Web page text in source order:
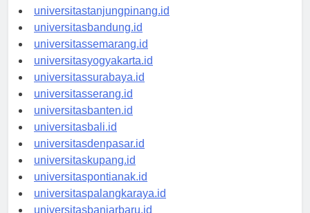
universitaspangkalpinang.id
universitastanjungpinang.id
universitasbandung.id
universitassemarang.id
universitasyogyakarta.id
universitassurabaya.id
universitasserang.id
universitasbanten.id
universitasbali.id
universitasdenpasar.id
universitaskupang.id
universitaspontianak.id
universitaspalangkaraya.id